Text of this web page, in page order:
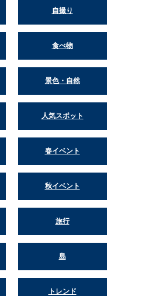
自撮り
食べ物
景色・自然
人気スポット
春イベント
秋イベント
旅行
島
トレンド